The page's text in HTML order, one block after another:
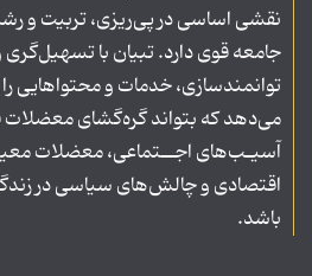
نقشی اساسی در پی‌ریزی، تربیت و
جامعه قوی دارد. تبیان با تسهیل‌گری
توانمندسازی، خدمات و محتواهایی را
می‌دهد که بتواند گره‌گشای معضلات
آسیـب‌های اجــتماعی، معضلات
اقتصادی و چالش‌های سیاسی در
باشد.